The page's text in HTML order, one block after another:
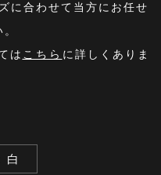
に合わせて当方にお任せ
は こちら に詳しくありま
白